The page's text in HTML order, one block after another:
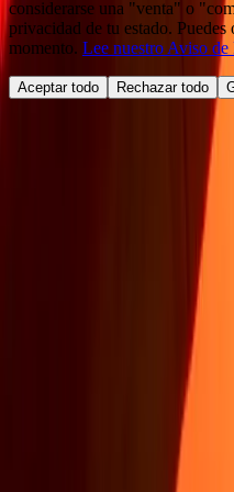
considerarse una "venta" o
privacidad de tu estado.
momento. Lee nuestro Aviso de
Aceptar todo Rechazar todo